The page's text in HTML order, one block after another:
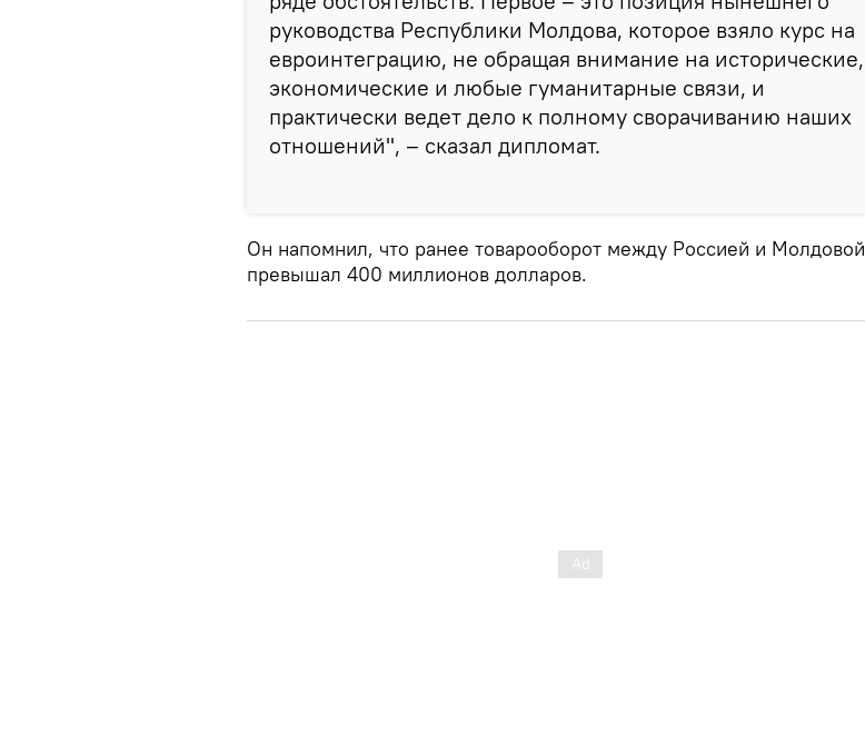
руководства Республики Молдова, которое взяло курс на
евроинтеграцию, не обращая внимание на исторические,
экономические и любые гуманитарные связи, и
практически ведет дело к полному сворачиванию наших
отношений", – сказал дипломат.
Он напомнил, что ранее товарооборот между Россией и Молдовой
превышал 400 миллионов долларов.